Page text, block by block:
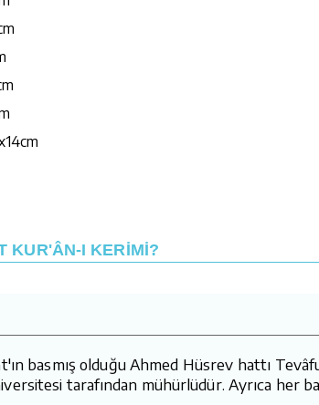
KUR'ÂN-I KERİMİ?
basmış olduğu Ahmed Hüsrev hattı
tarafından mühürlüdür. Ayrıca her